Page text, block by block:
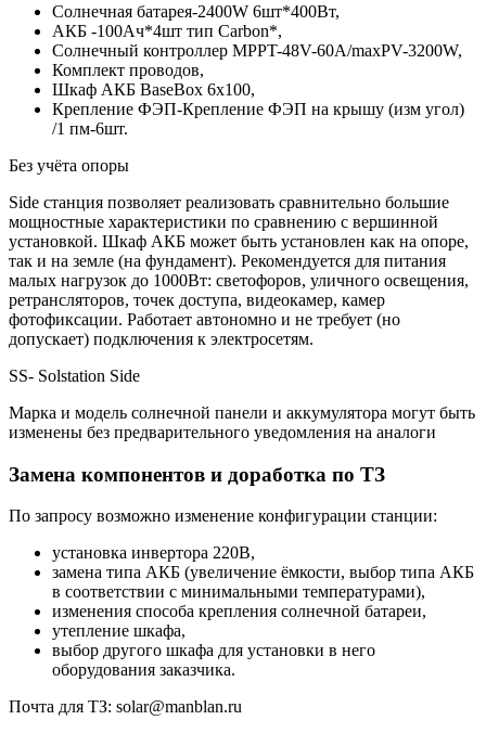
Солнечная батарея-2400W 6шт*400Вт,
АКБ -100Aч*4шт тип Carbon*,
Солнечный контроллер MPPT-48V-60A/maxPV-3200W,
Комплект проводов,
Шкаф АКБ BaseBox 6x100,
Крепление ФЭП-Крепление ФЭП на крышу (изм угол)
/1 пм-6шт.
Без учёта опоры
Side станция позволяет реализовать сравнительно большие
мощностные характеристики по сравнению с вершинной
установкой. Шкаф АКБ может быть установлен как на опоре,
так и на земле (на фундамент). Рекомендуется для питания
малых нагрузок до 1000Вт: светофоров, уличного освещения,
ретрансляторов, точек доступа, видеокамер, камер
фотофиксации. Работает автономно и не требует (но
допускает) подключения к электросетям.
SS- Solstation Side
Марка и модель солнечной панели и аккумулятора могут быть
изменены без предварительного уведомления на аналоги
Замена компонентов и доработка по ТЗ
По запросу возможно изменение конфигурации станции:
установка инвертора 220В,
замена типа АКБ (увеличение ёмкости, выбор типа АКБ
в соответствии с минимальными температурами),
изменения способа крепления солнечной батареи,
утепление шкафа,
выбор другого шкафа для установки в него
оборудования заказчика.
Почта для ТЗ: solar@manblan.ru